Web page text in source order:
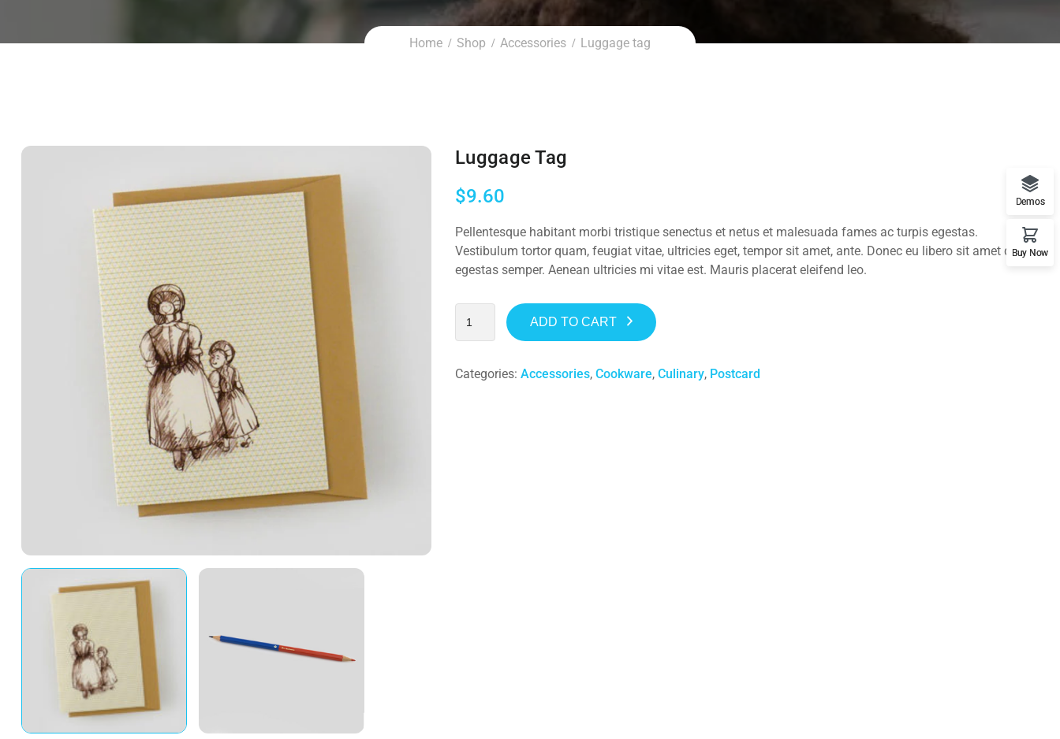
Home Shop Accessories Luggage tag
Luggage Tag
$9.60
Pellentesque habitant morbi tristique senectus et netus et malesuada fames ac turpis egestas.
Vestibulum tortor quam, feugiat vitae, ultricies eget, tempor sit amet, ante. Donec eu libero sit amet quam
egestas semper. Aenean ultricies mi vitae est. Mauris placerat eleifend leo.
ADD TO CART
Categories: Accessories, Cookware, Culinary, Postcard
Demos
Buy Now